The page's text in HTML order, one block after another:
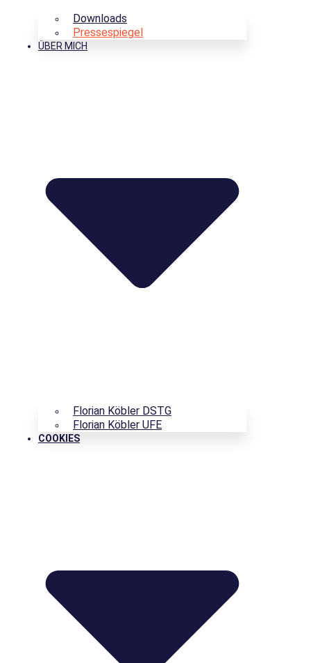
Downloads
Pressespiegel
ÜBER MICH
Florian Köbler DSTG
Florian Köbler UFE
COOKIES